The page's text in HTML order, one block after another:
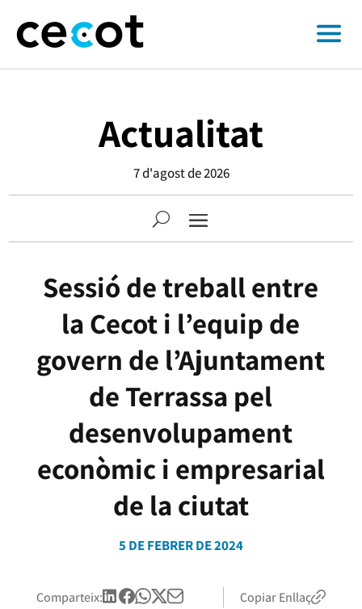
Actualitat
7 d'agost de 2026
Sessió de treball entre
la Cecot i l’equip de
govern de l’Ajuntament
de Terrassa pel
desenvolupament
econòmic i empresarial
de la ciutat
5 DE FEBRER DE 2024
Comparteix: Copiar Enllaç